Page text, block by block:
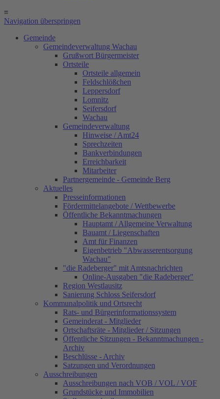
≡
Navigation überspringen
Gemeinde
Gemeindeverwaltung Wachau
Grußwort Bürgermeister
Ortsteile
Ortsteile allgemein
Feldschlößchen
Leppersdorf
Lomnitz
Seifersdorf
Wachau
Gemeindeverwaltung
Hinweise / Amt24
Sprechzeiten
Bankverbindungen
Erreichbarkeit
Mitarbeiter
Partnergemeinde - Gemeinde Berg
Aktuelles
Presseinformationen
Fördermittelangebote / Wettbewerbe
Öffentliche Bekanntmachungen
Hauptamt / Allgemeine Verwaltung
Bauamt / Liegenschaften
Amt für Finanzen
Eigenbetrieb "Abwasserentsorgung
Wachau"
"die Radeberger" mit Amtsnachrichten
Online-Ausgaben "die Radeberger"
Region Westlausitz
Sanierung Schloss Seifersdorf
Kommunalpolitik und Ortsrecht
Rats- und Bürgerinformationssystem
Gemeinderat - Mitglieder
Ortschaftsräte - Mitglieder / Sitzungen
Öffentliche Sitzungen - Bekanntmachungen -
Archiv
Beschlüsse - Archiv
Satzungen und Verordnungen
Ausschreibungen
Ausschreibungen nach VOB / VOL / VOF
Grundstücke und Immobilien